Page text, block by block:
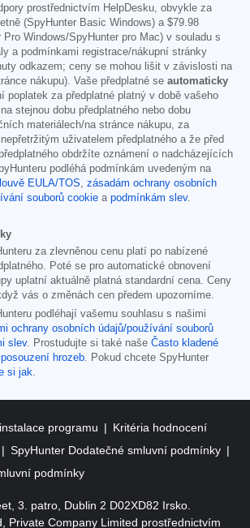
prostřednictvím HelpDesku, obvykle za
(SpyHunter Basic Windows) a $79.98
Pro Windows/SpyHunter pro Mac) v souladu s
a podmínkami registrace/nákupní stránky
odkazem; ceny se mohou lišit v závislosti na
nákupu). Vaše předplatné se automaticky
poplatek za předplatné platný v době vašeho
stejnou dobu předplatného nebo dobu
materiálech/na stránce nákupu, za
uživatelem předplatného a že před
obdržíte oznámení o nadcházejících
podléhá podmínkám uvedeným na
EULA/TOS
zásadám ochrany osobních
souborů cookie a podmínkám slev.
za zlevněnou cenu platí po nabízené
Poté se pro automatické obnovení
uplatní aktuálně platná standardní cena. Ceny
vás o změnách cen předem upozorníme.
podléhají vašemu souhlasu s našimi
ochrany osobních údajů/používání souborů
slev. Prostudujte si také naše Často kladené
hrozeb . Pokud chcete SpyHunter
si jak
programu
Kritéria hodnocení
SpyHunter Dodatečné smluvní podmínky
podmínky
3. patro, Dublin 2 D02XD82 Irsko.
Private Company Limited prostřednictvím